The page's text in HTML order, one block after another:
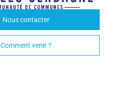
Nous contacter
Comment venir ?